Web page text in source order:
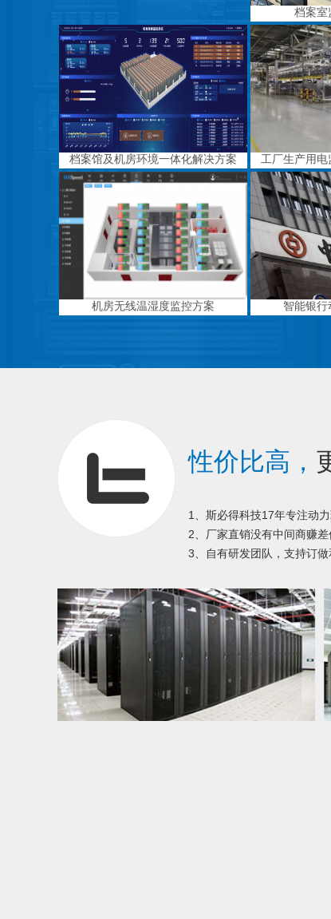
档案室
档案馆及机房环境一体化解决方案 工厂生产用电
机房无线温湿度监控方案 智能银
性价比高，
1、斯必得科技17年专注动
2、厂家直销没有中间商赚
3、自有研发团队，支持订